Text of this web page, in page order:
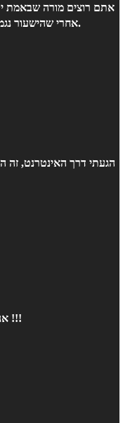
אתם רוצים מורה שבאמת
אחרי שהישעור נגמר. אז זה הוא , היה לו ממש חשוב שאצליח.
הגעתי דרך האינטרנט, זה
אני מחכה כל פעם לשיעור הבא איתו , אלוף !!!